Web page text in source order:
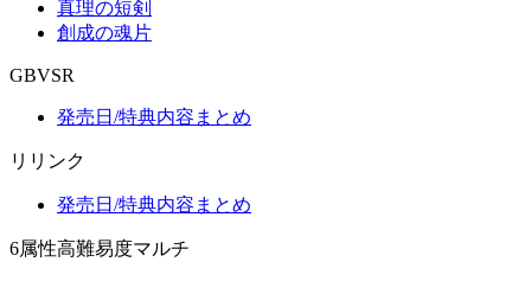
真理の短剣
創成の魂片
GBVSR
発売日/特典内容まとめ
リリンク
発売日/特典内容まとめ
6属性高難易度マルチ